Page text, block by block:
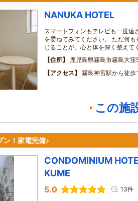
NANUKA HOTEL
スマートフォンもテレビも一度遠
を委ねてみてください。 ただ何
じることが、心と体を深く整えて
住所
鹿児島県霧島市霧島大
アクセス
霧島神宮駅から徒
この施
！家電完備♪
CONDOMINIUM
KUME
5.0 13件